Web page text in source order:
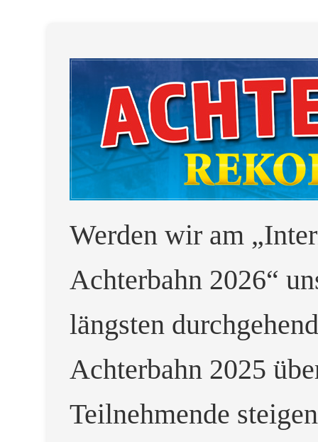
Werden wir am
Achterbahn 2026“
längsten
Achterbahn 2025
Teilnehmende